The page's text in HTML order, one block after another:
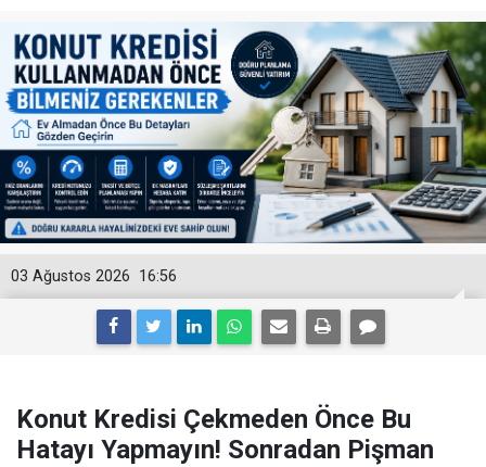
16:56
03 Ağustos 2026
Konut Kredisi Çekmeden Önce Bu
Hatayı Yapmayın! Sonradan Pişman